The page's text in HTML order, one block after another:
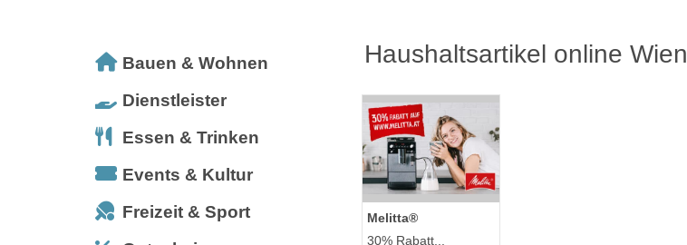
Bauen & Wohnen
Dienstleister
Essen & Trinken
Events & Kultur
Freizeit & Sport
Haushaltsartikel online Wien
Melitta®
30% Rabatt...